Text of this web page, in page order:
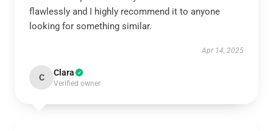
flawlessly and I highly recommend it to anyone
looking for something similar.
Apr 14, 2025
C Clara
Verified owner